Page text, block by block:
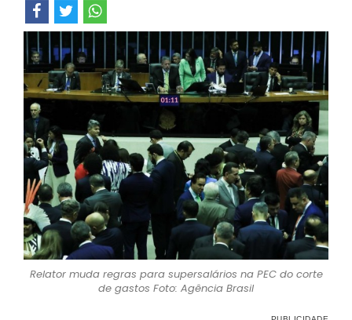
Relator muda regras para supersalários na PEC do corte
de gastos Foto: Agência Brasil